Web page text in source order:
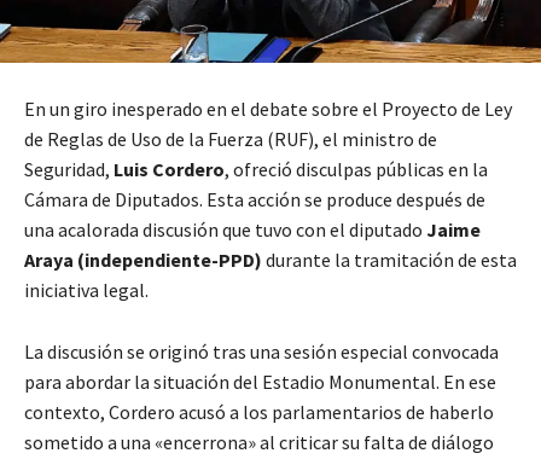
En un giro inesperado en el debate sobre el Proyecto de Ley
de Reglas de Uso de la Fuerza (RUF), el ministro de
Seguridad, Luis Cordero, ofreció disculpas públicas en la
Cámara de Diputados. Esta acción se produce después de
una acalorada discusión que tuvo con el diputado Jaime
Araya (independiente-PPD) durante la tramitación de esta
iniciativa legal.
La discusión se originó tras una sesión especial convocada
para abordar la situación del Estadio Monumental. En ese
contexto, Cordero acusó a los parlamentarios de haberlo
sometido a una «encerrona» al criticar su falta de diálogo